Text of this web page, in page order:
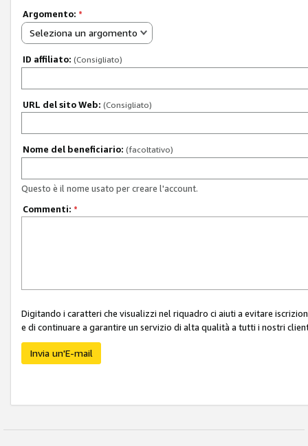
Argomento: *
Seleziona un argomento
ID affiliato: (Consigliato)
URL del sito Web: (Consigliato)
Nome del beneficiario: (facoltativo)
Questo è il nome usato per creare l'account.
Commenti: *
Digitando i caratteri che visualizzi nel riquadro ci aiuti a evitare
e di continuare a garantire un servizio di alta qualità a tutti i nostri
Invia un'E-mail